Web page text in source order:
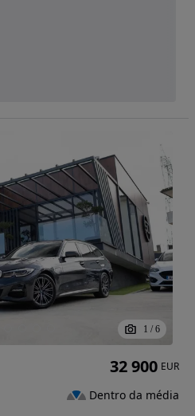
1 / 6
32 900 EUR
Dentro da média